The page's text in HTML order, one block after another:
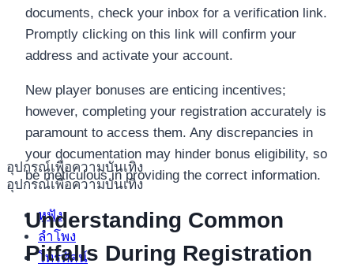
อุปกรณ์เพื่อความบันเทิง
อุปกรณ์เพื่อความบันเทิง
หูฟัง
ลำโพง
โทรทัศน์
documents, check your inbox for a verification link.
Promptly clicking on this link will confirm your
address and activate your account.
New player bonuses are enticing incentives;
however, completing your registration accurately is
paramount to access them. Any discrepancies in
your documentation may hinder bonus eligibility, so
be meticulous in providing the correct information.
Understanding Common
Pitfalls During Registration